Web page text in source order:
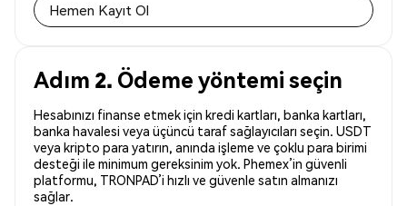
Hemen Kayıt Ol
Adım 2. Ödeme yöntemi seçin
Hesabınızı finanse etmek için kredi kartları, banka kartları,
banka havalesi veya üçüncü taraf sağlayıcıları seçin. USDT
veya kripto para yatırın, anında işleme ve çoklu para birimi
desteği ile minimum gereksinim yok. Phemex’in güvenli
platformu, TRONPAD’i hızlı ve güvenle satın almanızı
sağlar.